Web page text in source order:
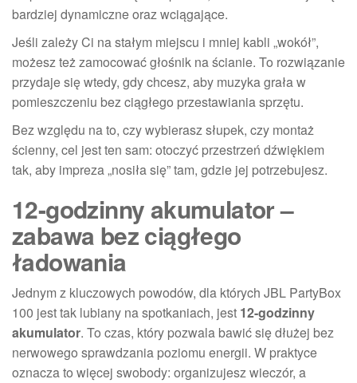
bardziej dynamiczne oraz wciągające.
Jeśli zależy Ci na stałym miejscu i mniej kabli „wokół”,
możesz też zamocować głośnik na ścianie. To rozwiązanie
przydaje się wtedy, gdy chcesz, aby muzyka grała w
pomieszczeniu bez ciągłego przestawiania sprzętu.
Bez względu na to, czy wybierasz słupek, czy montaż
ścienny, cel jest ten sam: otoczyć przestrzeń dźwiękiem
tak, aby impreza „nosiła się” tam, gdzie jej potrzebujesz.
12-godzinny akumulator –
zabawa bez ciągłego
ładowania
Jednym z kluczowych powodów, dla których JBL PartyBox
100 jest tak lubiany na spotkaniach, jest 12-godzinny
akumulator. To czas, który pozwala bawić się dłużej bez
nerwowego sprawdzania poziomu energii. W praktyce
oznacza to więcej swobody: organizujesz wieczór, a